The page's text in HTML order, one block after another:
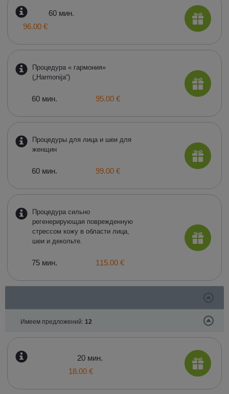
60 мин.
96.00 €
Процедура « гармония»
(„Harmonija“)
60 мин. 95.00 €
Процедуры для лица и шеи для
женщин
60 мин. 99.00 €
Процедура сильно
регенерирующая поврежденную
стрессом кожу в области лица,
шеи и декольте.
75 мин. 115.00 €
Имеем предложений: 12
20 мин.
18.00 €